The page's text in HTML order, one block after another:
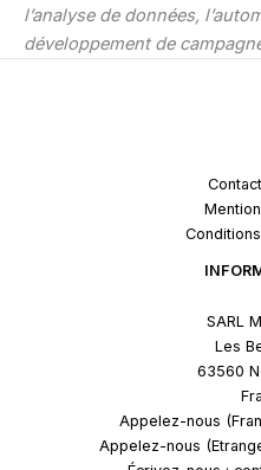
l’analyse de données,
développement de
SARL
Les
63560
Appelez-nous
Appelez-nous